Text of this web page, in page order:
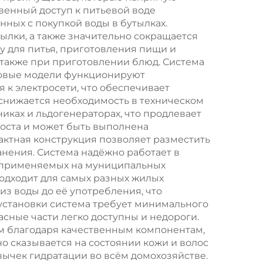
в
осмоса для
муниципального
водоснабжения
доступ к питьевой воде
с покупкой воды в бутылках.
а также значительно сокращается
для питья, приготовления пищи и
при приготовлении блюд. Система
модели функционируют
электросети, что обеспечивает
необходимость в техническом
и льдогенераторах, что продлевает
и может быть выполнена
конструкция позволяет разместить
Система надёжно работает в
на муниципальных
для самых разных жилых
воды до её употребления, что
система требует минимального
части легко доступны и недороги.
благодаря качественным компонентам,
сказывается на состоянии кожи и волос
гидратации во всём домохозяйстве.